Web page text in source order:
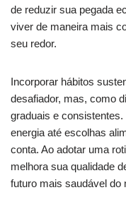
de reduzir sua ‌pegada
viver⁤ de maneira mais
seu ‍redor.
Incorporar hábitos
desafiador, mas, como
graduais e
energia até‍ escolhas⁣
conta. ‌Ao adotar uma
melhora sua qualidade
futuro mais saudável do⁣